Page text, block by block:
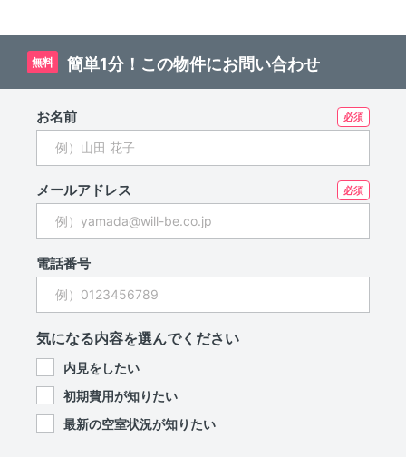
無料 簡単1分！この物件にお問い合わせ
お名前
メールアドレス
電話番号
気になる内容を選んでください
内見をしたい
初期費用が知りたい
最新の空室状況が知りたい